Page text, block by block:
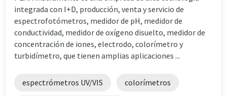
integrada con I+D, producción, venta y servicio de
espectrofotómetros, medidor de pH, medidor de
conductividad, medidor de oxígeno disuelto, medidor de
concentración de iones, electrodo, colorímetro y
turbidímetro, que tienen amplias aplicaciones ...
espectrómetros UV/VIS colorímetros